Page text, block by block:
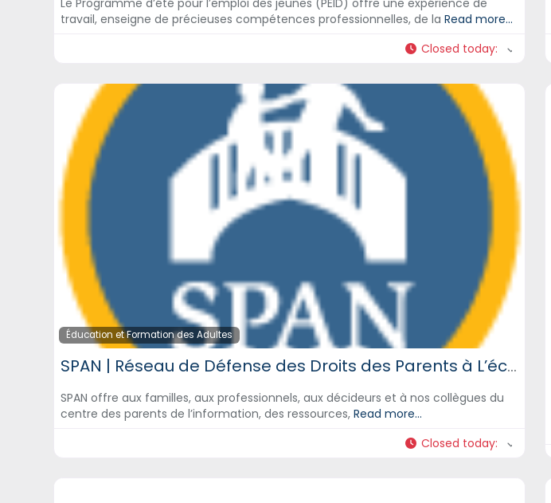
travail, enseigne de précieuses compétences professionnelles, de laRead more...
Closed today:
Éducation et Formation des Adultes
SPAN | Réseau de Défense des Droits des Parents à L’échelle de L’État
SPAN offre aux familles, aux professionnels, aux décideurs et à nos collègues du
centre des parents de l’information, des ressources,Read more...
Closed today: